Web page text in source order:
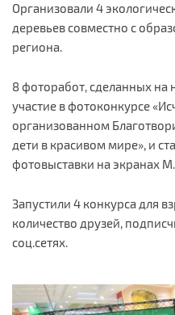
Организовали 4
деревьев совместно с
региона.
8 фоторабот, сделанных на
участие в фотоконкурсе
организованном
дети в красивом мире», и
фотовыставки на экранах
Запустили 4 конкурса для
количество друзей,
соц.сетях.